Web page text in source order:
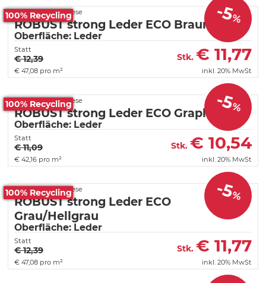
-5%
100% Recycling
Fortelock PVC Fliese
ROBUST strong Leder ECO Braun
Oberfläche: Leder
Statt
€ 12,39 Stk. € 11,77
€ 47,08 pro m² inkl. 20% MwSt
-5%
100% Recycling
Fortelock PVC Fliese
ROBUST strong Leder ECO Graphit
Oberfläche: Leder
Statt
€ 11,09 Stk. € 10,54
€ 42,16 pro m² inkl. 20% MwSt
-5%
100% Recycling
Fortelock PVC Fliese
ROBUST strong Leder ECO
Grau/Hellgrau
Oberfläche: Leder
Statt
€ 12,39 Stk. € 11,77
€ 47,08 pro m² inkl. 20% MwSt